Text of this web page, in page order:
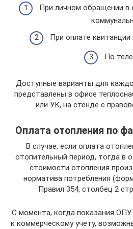
При личном обращении в
При оплате
По
Доступные варианты для
представлены в офисе
или УК, на стенде с
Оплата отопления по
В случае, если оплата
отопительный период, тогда в
стоимости отопления
норматива потребления
Правил 354, столбец 2
С момента, когда показания
к коммерческому учету,